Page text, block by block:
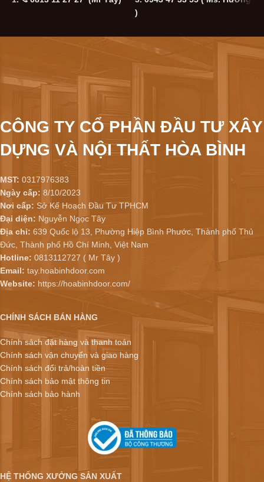
)
CÔNG TY CỔ PHẦN ĐẦU TƯ XÂY
DỰNG VÀ NỘI THẤT HÒA BÌNH
MST: 0317976383
Ngày cấp: 8/10/2023
Nơi cấp: Sở Kế Hoạch Đầu Tư TPHCM
Đại diện: Nguyễn Ngọc Tây
Địa chỉ: 639 Quốc lộ 13, Phường Hiệp Bình Phước, Thành phố Thủ
Đức, Thành phố Hồ Chí Minh, Việt Nam
Hotline: 0813112727 ( Mr Tây )
Email: tay.hoabinhdoor.com
Website: https://hoabinhdoor.com/
CHÍNH SÁCH BÁN HÀNG
Chính sách đặt hàng và thanh toán
Chính sách vận chuyển và giao hàng
Chính sách đổi trả/hoàn tiền
Chính sách bảo mật thông tin
Chính sách bảo hành
HỆ THỐNG XƯỞNG SẢN XUẤT